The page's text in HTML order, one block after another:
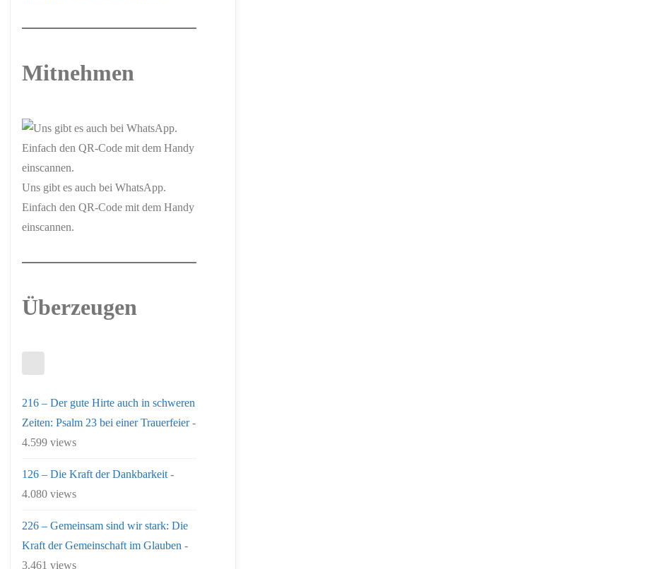
Mitnehmen
Uns gibt es auch bei WhatsApp.
Einfach den QR-Code mit dem Handy
einscannen.
Überzeugen
216 – Der gute Hirte auch in schweren
Zeiten: Psalm 23 bei einer Trauerfeier-
4.599 views
126 – Die Kraft der Dankbarkeit -
4.080 views
226 – Gemeinsam sind wir stark: Die
Kraft der Gemeinschaft im Glauben -
3.461 views